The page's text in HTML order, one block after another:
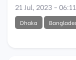
21 Jul, 2023 -
Dhaka